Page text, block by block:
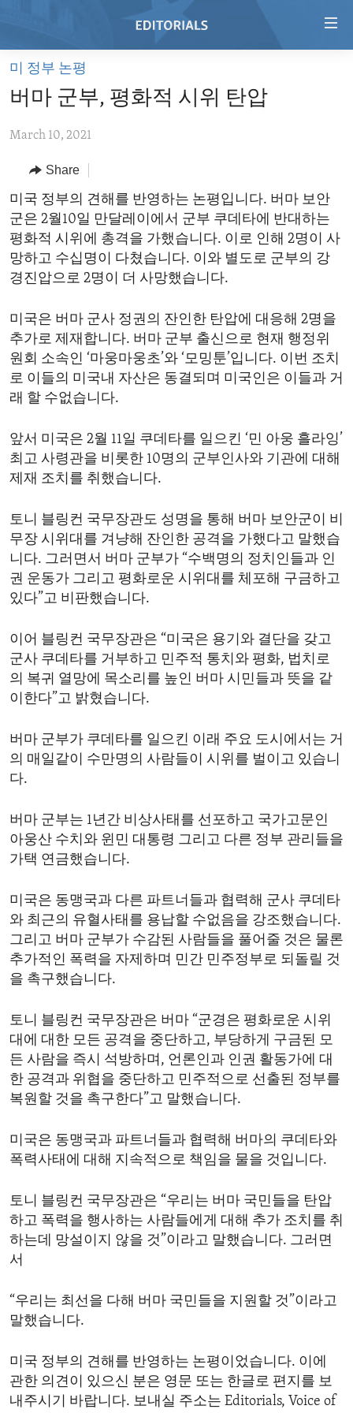
Skip
main
Skip
Navigation
Skip
to
Search
HOME
VIDEO
RADIO
REGIONS
AFRICA
AMERICAS
ASIA
EUROPE
MIDDLE EAST
TOPICS
HUMAN RIGHTS
SECURITY AND DEFENSE
AID AND DEVELOPMENT
DEMOCRACY AND GOVERNANCE
ECONOMY AND TRADE
ENVIRONMENT AND HEALTH
IDEALS AND INSTITUTIONS
ARCHIVE
ABOUT US
미 정부 논평
버마 군부, 평화적 시위 탄압
March 10, 2021
Share
미국 정부의 견해를 반영하는 논평입니다. 버마 보안
군은 2월10일 만달레이에서 군부 쿠데타에 반대하는
평화적 시위에 총격을 가했습니다. 이로 인해 2명이 사
망하고 수십명이 다쳤습니다. 이와 별도로 군부의 강
경진압으로 2명이 더 사망했습니다.
미국은 버마 군사 정권의 잔인한 탄압에 대응해 2명을
추가로 제재합니다. 버마 군부 출신으로 현재 행정위
원회 소속인 ‘마웅마웅초’와 ‘모밍툰’입니다. 이번 조치
로 이들의 미국내 자산은 동결되며 미국인은 이들과 거
래 할 수없습니다.
앞서 미국은 2월 11일 쿠데타를 일으킨 ‘민 아웅 흘라잉’
최고 사령관을 비롯한 10명의 군부인사와 기관에 대해
제재 조치를 취했습니다.
토니 블링컨 국무장관도 성명을 통해 버마 보안군이 비
무장 시위대를 겨냥해 잔인한 공격을 가했다고 말했습
니다. 그러면서 버마 군부가 “수백명의 정치인들과 인
권 운동가 그리고 평화로운 시위대를 체포해 구금하고
있다”고 비판했습니다.
이어 블링컨 국무장관은 “미국은 용기와 결단을 갖고
군사 쿠데타를 거부하고 민주적 통치와 평화, 법치로
의 복귀 열망에 목소리를 높인 버마 시민들과 뜻을 같
이한다”고 밝혔습니다.
버마 군부가 쿠데타를 일으킨 이래 주요 도시에서는 거
의 매일같이 수만명의 사람들이 시위를 벌이고 있습니
다.
버마 군부는 1년간 비상사태를 선포하고 국가고문인
아웅산 수치와 윈민 대통령 그리고 다른 정부 관리들을
가택 연금했습니다.
미국은 동맹국과 다른 파트너들과 협력해 군사 쿠데타
와 최근의 유혈사태를 용납할 수없음을 강조했습니다.
그리고 버마 군부가 수감된 사람들을 풀어줄 것은 물론
추가적인 폭력을 자제하며 민간 민주정부로 되돌릴 것
을 촉구했습니다.
토니 블링컨 국무장관은 버마 “군경은 평화로운 시위
대에 대한 모든 공격을 중단하고, 부당하게 구금된 모
든 사람을 즉시 석방하며, 언론인과 인권 활동가에 대
한 공격과 위협을 중단하고 민주적으로 선출된 정부를
복원할 것을 촉구한다”고 말했습니다.
미국은 동맹국과 파트너들과 협력해 버마의 쿠데타와
폭력사태에 대해 지속적으로 책임을 물을 것입니다.
토니 블링컨 국무장관은 “우리는 버마 국민들을 탄압
하고 폭력을 행사하는 사람들에게 대해 추가 조치를 취
하는데 망설이지 않을 것”이라고 말했습니다. 그러면
서
“우리는 최선을 다해 버마 국민들을 지원할 것”이라고
말했습니다.
미국 정부의 견해를 반영하는 논평이었습니다. 이에
관한 의견이 있으신 분은 영문 또는 한글로 편지를 보
내주시기 바랍니다. 보내실 주소는 Editorials, Voice of